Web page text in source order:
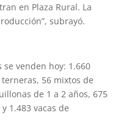
en Plaza Rural. La
subrayó.
venden hoy: 1.660
56 mixtos de
de 1 a 2 años, 675
1.483 vacas de